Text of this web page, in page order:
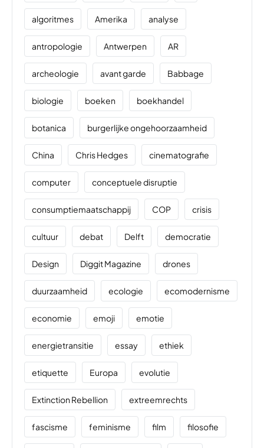
algoritmes Amerika analyse
antropologie Antwerpen AR
archeologie avant garde Babbage
biologie boeken boekhandel
botanica burgerlijke ongehoorzaamheid
China Chris Hedges cinematografie
computer conceptuele disruptie
consumptiemaatschappij COP crisis
cultuur debat Delft democratie
Design Diggit Magazine drones
duurzaamheid ecologie ecomodernisme
economie emoji emotie
energietransitie essay ethiek
etiquette Europa evolutie
Extinction Rebellion extreemrechts
fascisme feminisme film filosofie